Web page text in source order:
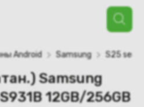
Поиск
товаров
Android Samsung S25
Samsung
12GB/256GB